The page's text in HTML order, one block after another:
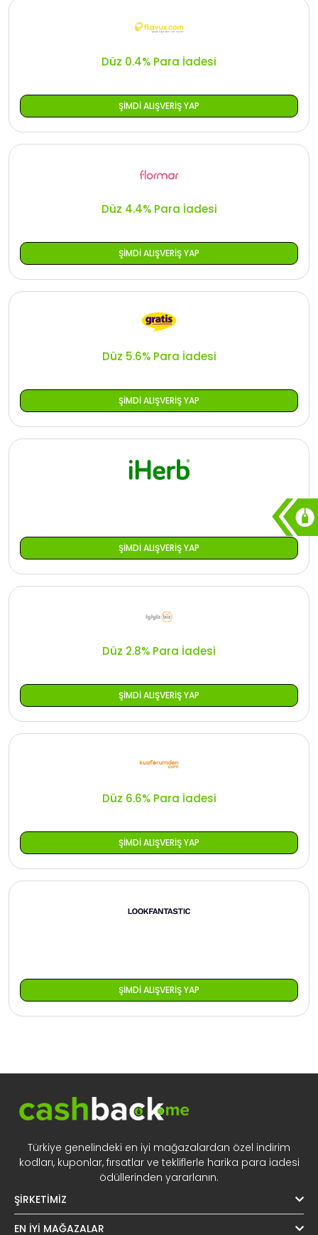
Düz 0.4% Para İadesi
ŞIMDI ALIŞVERIŞ YAP
Düz 4.4% Para İadesi
ŞIMDI ALIŞVERIŞ YAP
Düz 5.6% Para İadesi
ŞIMDI ALIŞVERIŞ YAP
ŞIMDI ALIŞVERIŞ YAP
Düz 2.8% Para İadesi
ŞIMDI ALIŞVERIŞ YAP
Düz 6.6% Para İadesi
ŞIMDI ALIŞVERIŞ YAP
ŞIMDI ALIŞVERIŞ YAP
Türkiye genelindeki en iyi mağazalardan özel indirim
kodları, kuponlar, fırsatlar ve tekliflerle harika para iadesi
ödüllerinden yararlanın.
ŞIRKETIMIZ
EN İYI MAĞAZALAR